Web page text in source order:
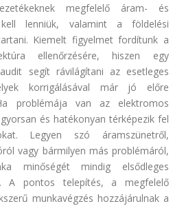
megfelelő áram- és
kell lenniük, valamint a földelési
Kiemelt figyelmet fordítunk a
ellenőrzésére, hiszen egy
segít rávilágítani az esetleges
korrigálásával már jó előre
problémája van az elektromos
és hatékonyan térképezik fel
Legyen szó áramszünetről,
vagy bármilyen más problémáról,
minőségét mindig elsődleges
A pontos telepítés, a megfelelő
munkavégzés hozzájárulnak a